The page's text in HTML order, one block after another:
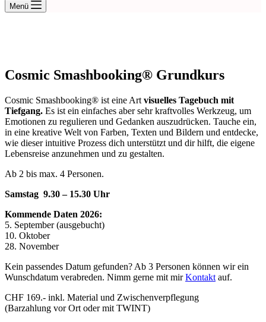
Menü
Cosmic Smashbooking® Grundkurs
Cosmic Smashbooking® ist eine Art visuelles Tagebuch mit
Tiefgang. Es ist ein einfaches aber sehr kraftvolles Werkzeug, um
Emotionen zu regulieren und Gedanken auszudrücken. Tauche ein,
in eine kreative Welt von Farben, Texten und Bildern und entdecke,
wie dieser intuitive Prozess dich unterstützt und dir hilft, die eigene
Lebensreise anzunehmen und zu gestalten.
Ab 2 bis max. 4 Personen.
Samstag 9.30 – 15.30 Uhr
Kommende Daten 2026:
5. September (ausgebucht)
10. Oktober
28. November
Kein passendes Datum gefunden? Ab 3 Personen können wir ein
Wunschdatum verabreden. Nimm gerne mit mirKontakt auf.
CHF 169.- inkl. Material und Zwischenverpflegung
(Barzahlung vor Ort oder mit TWINT)